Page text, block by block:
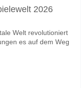
2026 18:15.
von
von 66%.
2026
Welt revolutioniert
es auf dem Weg